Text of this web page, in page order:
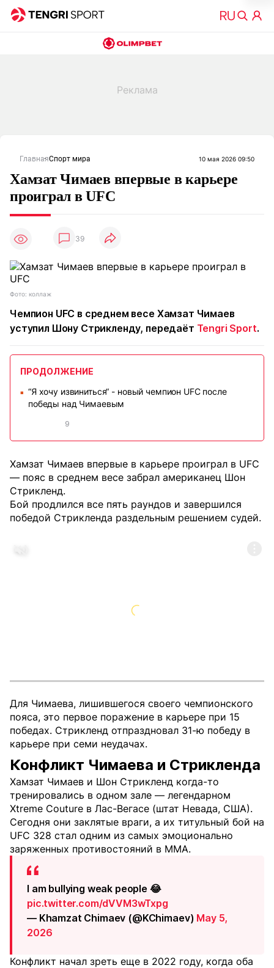
ГлавнаяСпорт мира 10 мая 2026 09:50
Хамзат Чимаев впервые в карьере
проиграл в UFC
39
Фото: коллаж
Чемпион UFC в среднем весе Хамзат Чимаев
уступил Шону Стрикленду, передаёт Tengri Sport.
ПРОДОЛЖЕНИЕ
■
“Я хочу извиниться“ - новый чемпион UFC после
победы над Чимаевым
9
Хамзат Чимаев впервые в карьере проиграл в UFC
— пояс в среднем весе забрал американец Шон
Стрикленд.
Бой продлился все пять раундов и завершился
победой Стрикленда раздельным решением судей.
Для Чимаева, лишившегося своего чемпионского
пояса, это первое поражение в карьере при 15
победах. Стрикленд отпраздновал 31-ю победу в
карьере при семи неудачах.
Конфликт Чимаева и Стрикленда
Хамзат Чимаев и Шон Стрикленд когда-то
тренировались в одном зале — легендарном
Xtreme Couture в Лас-Вегасе (штат Невада, США).
Сегодня они заклятые враги, а их титульный бой на
UFC 328 стал одним из самых эмоционально
заряженных противостояний в ММА.
I am bullying weak people 😂
pic.twitter.com/dVVM3wTxpg
— Khamzat Chimaev (@KChimaev) May 5,
2026
Конфликт начал зреть еще в 2022 году, когда оба